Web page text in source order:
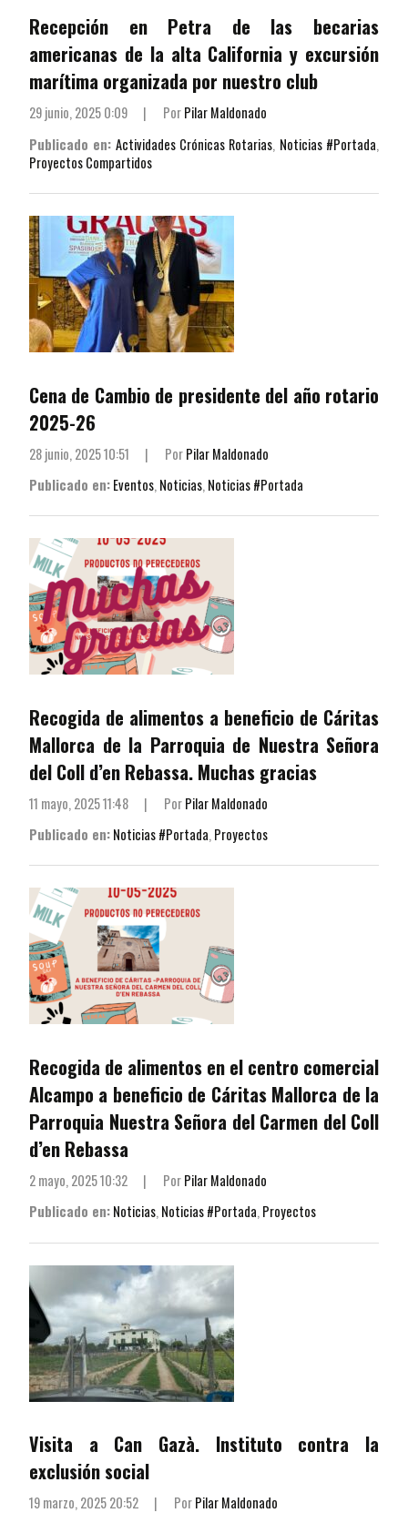
Recepción en Petra de las becarias
americanas de la alta California y excursión
marítima organizada por nuestro club
29 junio, 2025 0:09 | PorPilar Maldonado
Publicado en: Actividades Crónicas Rotarias, Noticias #Portada,
Proyectos Compartidos
Cena de Cambio de presidente del año rotario
2025-26
28 junio, 2025 10:51 | PorPilar Maldonado
Publicado en:Eventos, Noticias, Noticias #Portada
Recogida de alimentos a beneficio de Cáritas
Mallorca de la Parroquia de Nuestra Señora
del Coll d’en Rebassa. Muchas gracias
11 mayo, 2025 11:48 | PorPilar Maldonado
Publicado en:Noticias #Portada, Proyectos
Recogida de alimentos en el centro comercial
Alcampo a beneficio de Cáritas Mallorca de la
Parroquia Nuestra Señora del Carmen del Coll
d’en Rebassa
2 mayo, 2025 10:32 | PorPilar Maldonado
Publicado en:Noticias,Noticias #Portada,Proyectos
Visita a Can Gazà. Instituto contra la
exclusión social
19 marzo, 2025 20:52 | PorPilar Maldonado